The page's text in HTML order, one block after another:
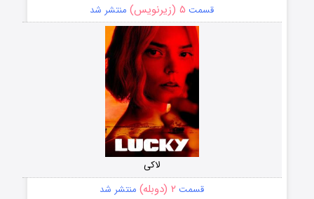
قسمت ۵ (زیرنویس) منتشر شد
لاکی
قسمت ۲ (دوبله) منتشر شد